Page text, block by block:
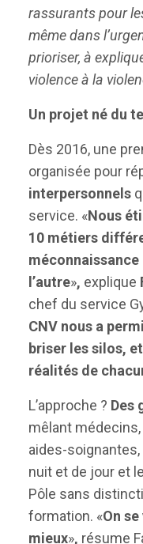
rassurants pour
même dans
prioriser, à
violence à la
Un projet né du
Dès 2016, une
organisée pour
interpersonnels
service. «Nous
10 métiers
l’autre», explique
chef du service
CNV nous a
briser les silos,
réalités de
L’approche ? Des
mêlant
aides-
nuit et de jour et
Pôle sans
formation. «On
mieux», résume